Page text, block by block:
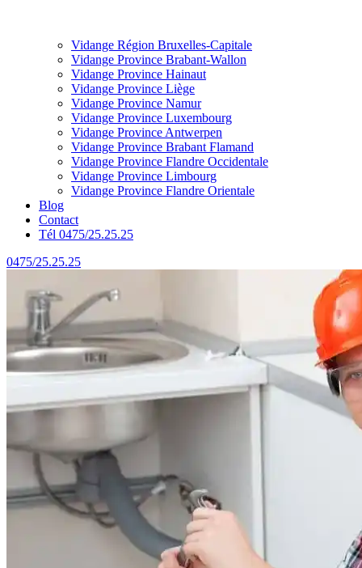
Vidange Région Bruxelles-Capitale
Vidange Province Brabant-Wallon
Vidange Province Hainaut
Vidange Province Liège
Vidange Province Namur
Vidange Province Luxembourg
Vidange Province Antwerpen
Vidange Province Brabant Flamand
Vidange Province Flandre Occidentale
Vidange Province Limbourg
Vidange Province Flandre Orientale
Blog
Contact
Tél 0475/25.25.25
0475/25.25.25